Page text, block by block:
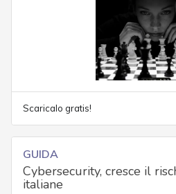
Scaricalo gratis!
GUIDA
Cybersecurity, cresce il
italiane